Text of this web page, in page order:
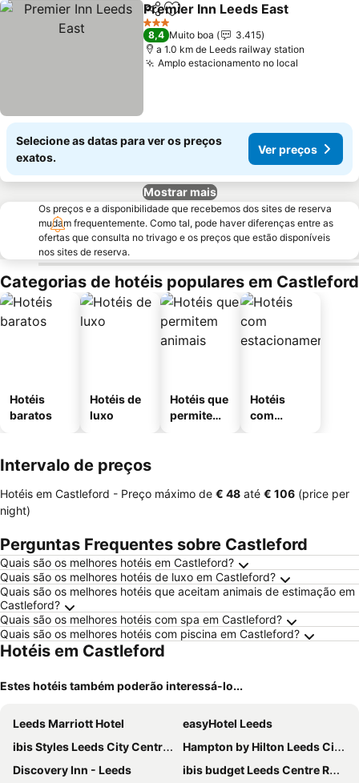
PartilharAdicionar aos favoritos
Premier Inn Leeds East
3 Estrelas
8,4 Muito boa
3.415
a 1.0 km de Leeds railway station
Amplo estacionamento no local
Selecione as datas para ver os preços
exatos.
Ver preços
Mostrar mais
Os preços e a disponibilidade que recebemos dos sites de reserva
mudam frequentemente. Como tal, pode haver diferenças entre as
ofertas que consulta no trivago e os preços que estão disponíveis
nos sites de reserva.
Categorias de hotéis populares em Castleford
Hotéis
baratos
Hotéis de
luxo
Hotéis que
permitem
Hotéis
com
Intervalo de preços
Hotéis em Castleford - Preço máximo de ‎€ 48 até ‎€ 106 (price per
night)
Perguntas Frequentes sobre Castleford
Quais são os melhores hotéis em Castleford?
Quais são os melhores hotéis de luxo em Castleford?
Quais são os melhores hotéis que aceitam animais de estimação em
Castleford?
Quais são os melhores hotéis com spa em Castleford?
Quais são os melhores hotéis com piscina em Castleford?
Hotéis em Castleford
Estes hotéis também poderão interessá-lo...
Leeds Marriott Hotel
easyHotel Leeds
ibis Styles Leeds City Centre Arena
Hampton by Hilton Leeds City Centre
Discovery Inn - Leeds
ibis budget Leeds Centre Royal Armouries Museum